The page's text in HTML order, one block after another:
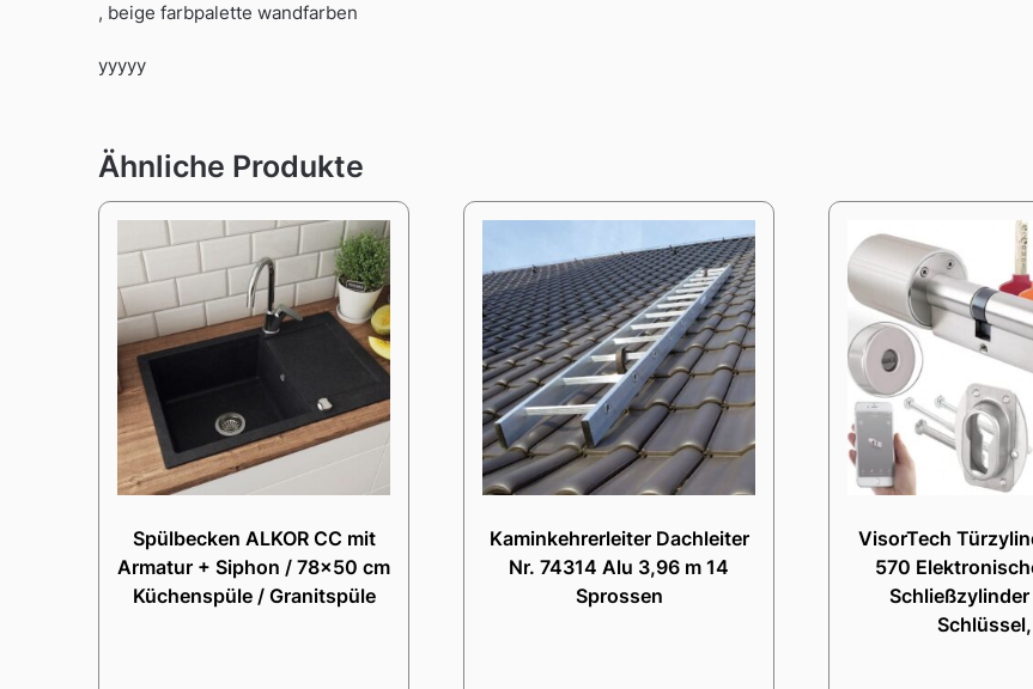
, beige farbpalette wandfarben
yyyyy
Ähnliche Produkte
Spülbecken ALKOR CC mit
Armatur + Siphon / 78×50 cm
Küchenspüle / Granitspüle
Kaminkehrerleiter Dachleiter
Nr. 74314 Alu 3,96 m 14
Sprossen
VisorTech
570
Schlüssel,